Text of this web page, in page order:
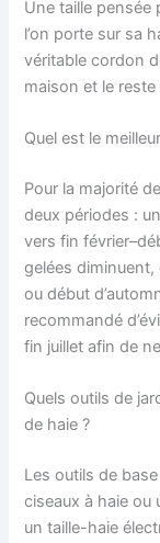
Une taille pensée
l’on porte sur sa
véritable cordon
maison et le
Quel est le
Pour la majorité
deux périodes :
vers fin
gelées diminuent,
ou début
recommandé
fin juillet afin de
Quels outils de
de haie ?
Les outils de
ciseaux à haie ou
un taille-haie